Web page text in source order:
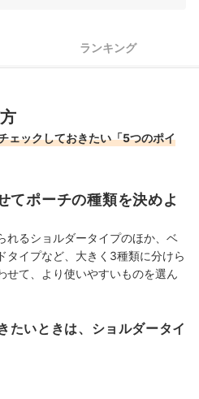
気ランキング
トも便利
チェック！
ランキング
ェックしておきたい「5つのポイ
てポーチの種類を決めよ
れるショルダータイプのほか、ベ
タイプなど、大きく3種類に分けら
せて、より使いやすいものを選ん
たいときは、ショルダータイ